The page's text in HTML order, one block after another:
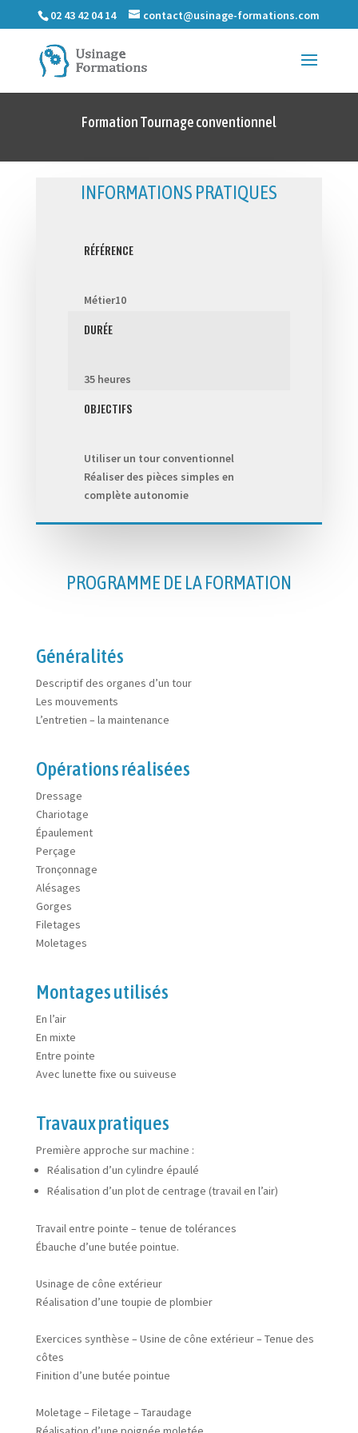
02 43 42 04 14 contact@usinage-formations.com
Formation Tournage conventionnel
INFORMATIONS PRATIQUES
RÉFÉRENCE
Métier10
DURÉE
35 heures
OBJECTIFS
Utiliser un tour conventionnel
Réaliser des pièces simples en
complète autonomie
PROGRAMME DE LA FORMATION
Généralités
Descriptif des organes d’un tour
Les mouvements
L’entretien – la maintenance
Opérations réalisées
Dressage
Chariotage
Épaulement
Perçage
Tronçonnage
Alésages
Gorges
Filetages
Moletages
Montages utilisés
En l’air
En mixte
Entre pointe
Avec lunette fixe ou suiveuse
Travaux pratiques
Première approche sur machine :
Réalisation d’un cylindre épaulé
Réalisation d’un plot de centrage (travail en l’air)
Travail entre pointe – tenue de tolérances
Ébauche d’une butée pointue.
Usinage de cône extérieur
Réalisation d’une toupie de plombier
Exercices synthèse – Usine de cône extérieur – Tenue des
côtes
Finition d’une butée pointue
Moletage – Filetage – Taraudage